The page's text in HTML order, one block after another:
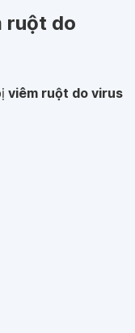
ruột do
viêm ruột do virus